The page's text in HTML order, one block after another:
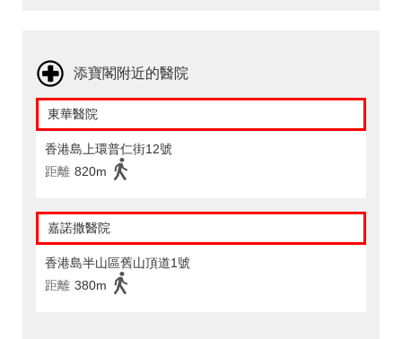
添寶閣附近的醫院
東華醫院
香港島上環普仁街12號
距離 820m
嘉諾撒醫院
香港島半山區舊山頂道1號
距離 380m